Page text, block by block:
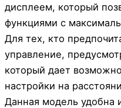
дисплеем, который
функциями с
Для тех, кто
управление,
который дает
настройки на
Данная модель удобна